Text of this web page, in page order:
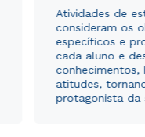
Atividades de
consideram os
específicos e
cada aluno e
conhecimentos,
atitudes,
protagonista da